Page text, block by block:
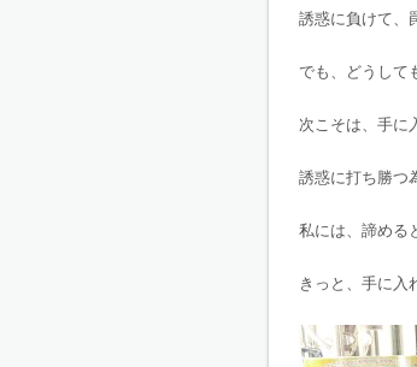
誘惑に負けて、
でも、どうして
次こそは、手に
誘惑に打ち勝つ
私には、諦める
きっと、手に入